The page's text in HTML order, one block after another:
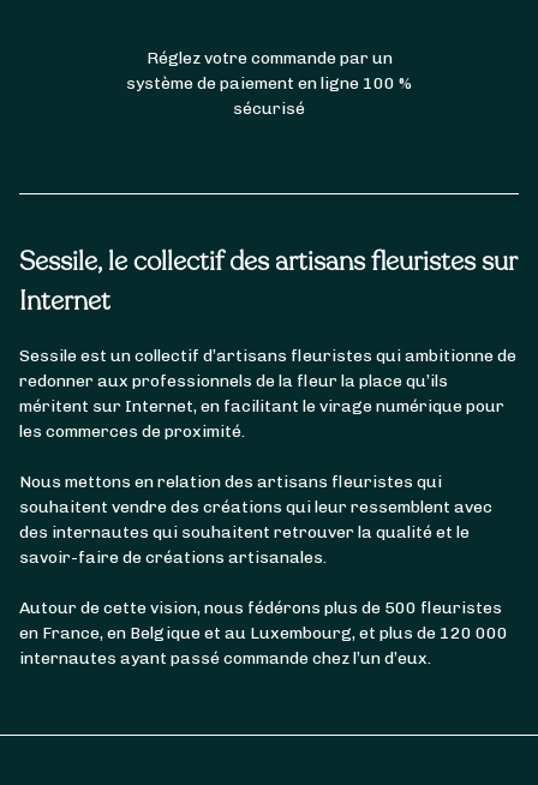
Sessile, le collectif des artisans fleuristes sur
Internet
Sessile est un collectif d’artisans fleuristes qui ambitionne de
redonner aux professionnels de la fleur la place qu’ils
méritent sur Internet, en facilitant le virage numérique pour
les commerces de proximité.
Nous mettons en relation des artisans fleuristes qui
souhaitent vendre des créations qui leur ressemblent avec
des internautes qui souhaitent retrouver la qualité et le
savoir-faire de créations artisanales.
Autour de cette vision, nous fédérons plus de 500 fleuristes
en France, en Belgique et au Luxembourg, et plus de 120 000
internautes ayant passé commande chez l’un d’eux.
Réglez votre commande par un
système de paiement en ligne 100 %
sécurisé